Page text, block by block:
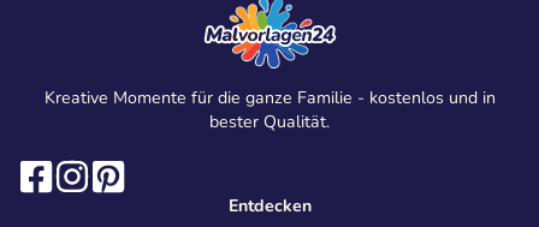
Kreative Momente für die ganze Familie - kostenlos und in
bester Qualität.
Entdecken